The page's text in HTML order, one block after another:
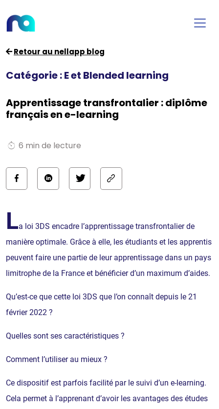
Retour au nellapp blog
Catégorie : E et Blended learning
Apprentissage transfrontalier : diplôme
français en e-learning
6 min de lecture
La loi 3DS encadre l’apprentissage transfrontalier de
manière optimale. Grâce à elle, les étudiants et les apprentis
peuvent faire une partie de leur apprentissage dans un pays
limitrophe de la France et bénéficier d’un maximum d’aides.
Qu’est-ce que cette loi 3DS que l’on connaît depuis le 21
février 2022 ?
Quelles sont ses caractéristiques ?
Comment l’utiliser au mieux ?
Ce dispositif est parfois facilité par le suivi d’un e-learning.
Cela permet à l’apprenant d’avoir les avantages des études